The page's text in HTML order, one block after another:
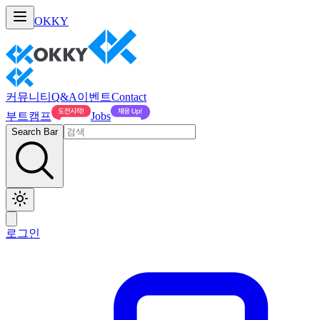
OKKY
커뮤니티 Q&A이벤트Contact
부트캠프
Jobs
Search Bar
로그인